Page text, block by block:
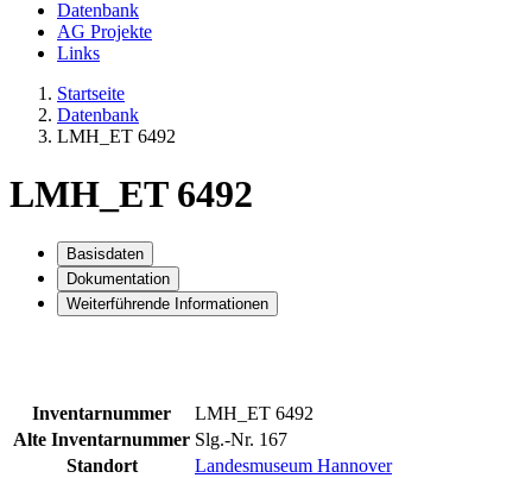
Datenbank
AG Projekte
Links
Startseite
Datenbank
LMH_ET 6492
LMH_ET 6492
Basisdaten
Dokumentation
Weiterführende Informationen
Inventarnummer
LMH_ET 6492
Alte Inventarnummer Slg.-Nr. 167
Standort
Landesmuseum Hannover